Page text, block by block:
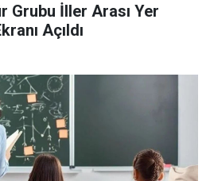
Grubu İller Arası Yer
Açıldı